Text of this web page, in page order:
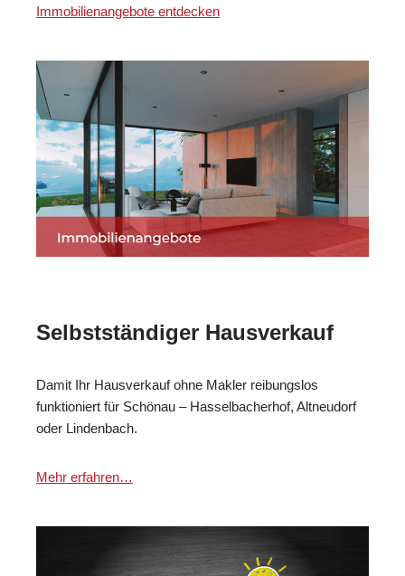
Immobilienangebote entdecken
Selbstständiger Hausverkauf
Damit Ihr Hausverkauf ohne Makler reibungslos
funktioniert für Schönau – Hasselbacherhof, Altneudorf
oder Lindenbach.
Mehr erfahren…